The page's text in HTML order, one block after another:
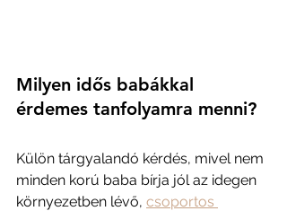
Milyen idős babákkal
érdemes tanfolyamra menni?
Külön tárgyalandó kérdés, mivel nem
minden korú baba bírja jól az idegen
környezetben lévő, csoportos